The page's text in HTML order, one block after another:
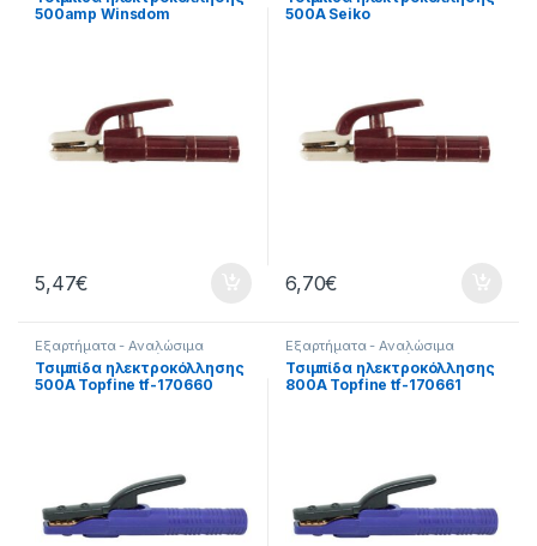
Τσιμπίδες
500amp Winsdom
5,47€
Τσιμπίδες
500Α Seiko
6,70€
Εξαρτήματα - Αναλώσιμα
Εργαλείων Εξαρτήματα
Ηλεκτροκόλλησης,Εργαλεία,
Τσιμπίδες
Τσιμπίδα ηλεκτροκόλλησης
500Α Topfine tf-170660
Εξαρτήματα - Αναλώσιμα
Εργαλείων Εξαρτήματα
Ηλεκτροκόλλησης,Εργαλεία,
Τσιμπίδες
Τσιμπίδα ηλεκτροκόλλησης
800Α Topfine tf-170661